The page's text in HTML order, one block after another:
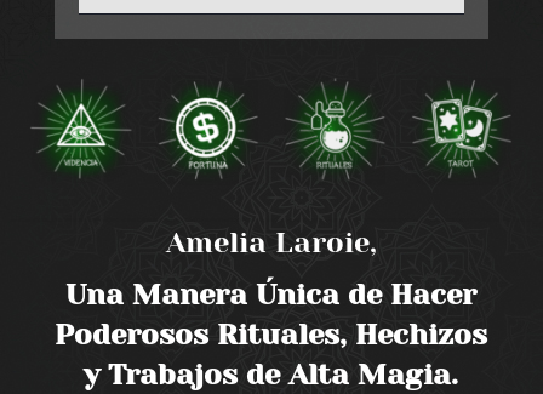
Amelia Laroie,
Una Manera Única de Hacer
Poderosos Rituales, Hechizos
y Trabajos de Alta Magia.